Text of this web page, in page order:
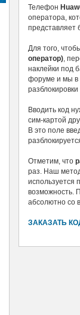
Телефон
оператора,
представляет
Для того,
оператор),
наклейки под
форуме и мы в
Вводить код
сим-картой
В это поле
Отметим, что
раз. Наш
используется
возможность.
абсолютно со
ЗАКАЗАТЬ